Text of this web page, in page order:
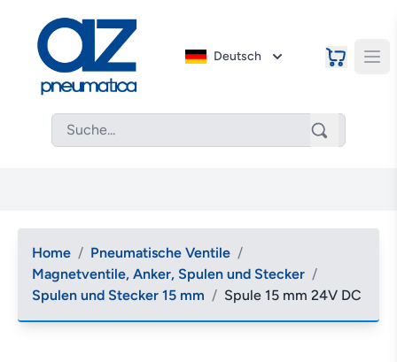
Deutsch
Home / Pneumatische Ventile /
Magnetventile, Anker, Spulen und Stecker /
Spulen und Stecker 15 mm / Spule 15 mm 24V DC